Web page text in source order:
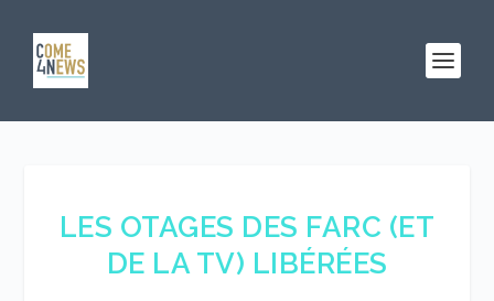
LES OTAGES DES FARC (ET
DE LA TV) LIBÉRÉES